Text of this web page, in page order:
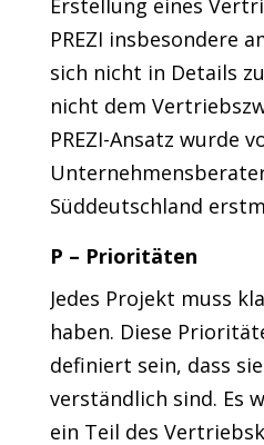
Erstellung eines
PREZI insbesondere
sich nicht in Details
nicht dem
PREZI-Ansatz wurde
Süddeutschland
P – Prioritäten
Jedes Projekt muss
haben. Diese
definiert sein, dass
verständlich sind. Es
ein Teil des